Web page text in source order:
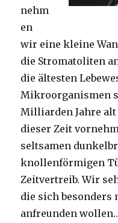
nehm
en
wir eine kleine
die Stromatoliten
die ältesten
Mikroorganismen
Milliarden Jahre
dieser Zeit
seltsamen
knollenförmigen
Zeitvertreib. Wir
die sich besonders
anfreunden